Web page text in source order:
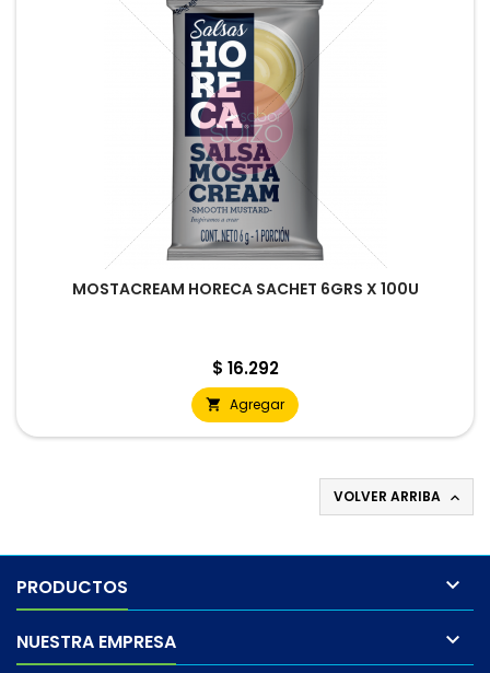
MOSTACREAM HORECA SACHET 6GRS X 100U
Precio
$ 16.292
 Agregar
VOLVER ARRIBA 
PRODUCTOS 
NUESTRA EMPRESA 